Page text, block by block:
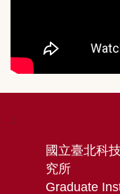
:::
國立臺北科
究所
Graduate